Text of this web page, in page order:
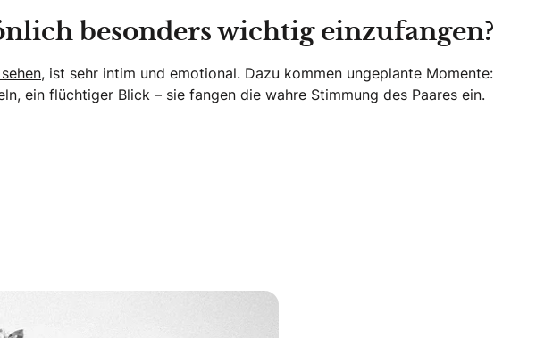
besonders wichtig einzufangen?
ist sehr intim und emotional. Dazu kommen ungeplante Momente:
ein flüchtiger Blick – sie fangen die wahre Stimmung des Paares ein.